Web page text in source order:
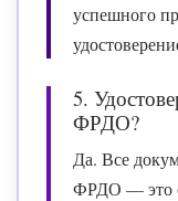
успешного
5.
ФРДО?
Да. Все
ФРДО — это